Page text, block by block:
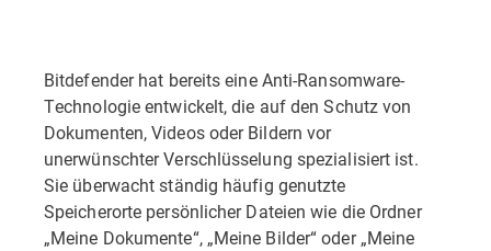
Bitdefender hat bereits eine Anti-Ransomware-
Technologie entwickelt, die auf den Schutz von
Dokumenten, Videos oder Bildern vor
unerwünschter Verschlüsselung spezialisiert ist.
Sie überwacht ständig häufig genutzte
Speicherorte persönlicher Dateien wie die Ordner
„Meine Dokumente“, „Meine Bilder“ oder „Meine